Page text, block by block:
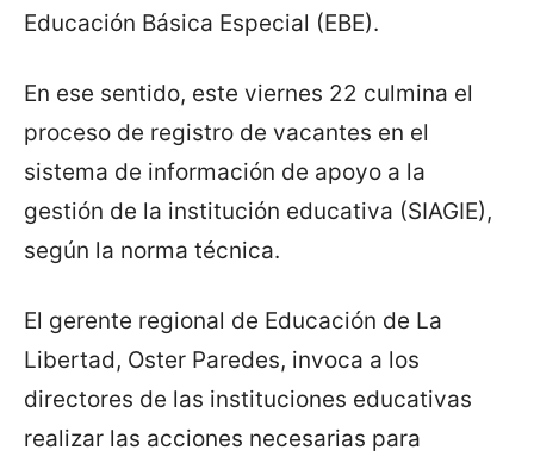
Educación Básica Especial (EBE).
En ese sentido, este viernes 22 culmina el
proceso de registro de vacantes en el
sistema de información de apoyo a la
gestión de la institución educativa (SIAGIE),
según la norma técnica.
El gerente regional de Educación de La
Libertad, Oster Paredes, invoca a los
directores de las instituciones educativas
realizar las acciones necesarias para